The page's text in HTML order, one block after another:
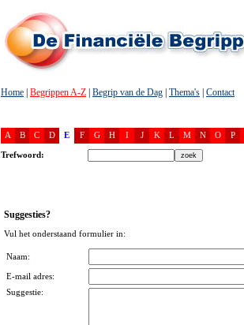
Home Begrippen A-Z Begrip van de Dag Thema's Contact
A B C D E F G H I J K L M N O P
Trefwoord:
Suggesties?
Vul het onderstaand formulier in:
Naam:
E-mail adres:
Suggestie: